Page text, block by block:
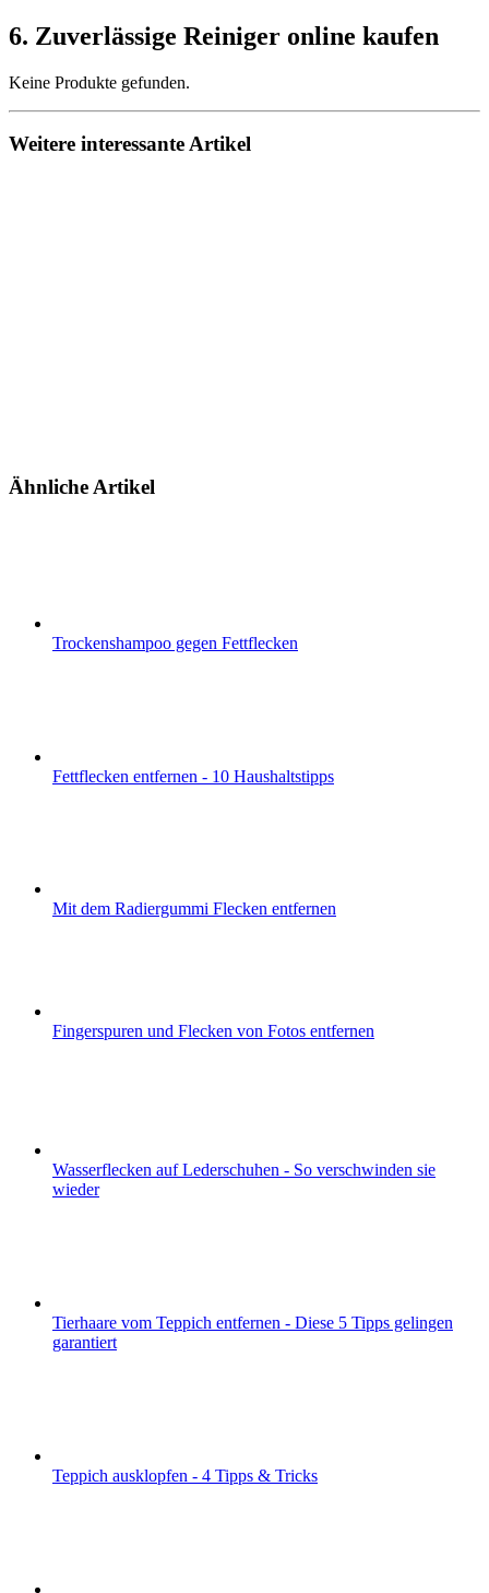
6. Zuverlässige Reiniger online kaufen
Keine Produkte gefunden.
Weitere interessante Artikel
Ähnliche Artikel
Trockenshampoo gegen Fettflecken
Fettflecken entfernen - 10 Haushaltstipps
Mit dem Radiergummi Flecken entfernen
Fingerspuren und Flecken von Fotos entfernen
Wasserflecken auf Lederschuhen - So verschwinden sie
wieder
Tierhaare vom Teppich entfernen - Diese 5 Tipps gelingen
garantiert
Teppich ausklopfen - 4 Tipps & Tricks